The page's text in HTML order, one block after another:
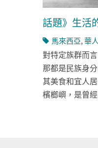
話題》生活
馬來西亞,華人
對特定族群而
那都是民族身
其美食和宜人
檳榔嶼，是曾